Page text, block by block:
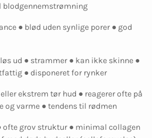
blodgennemstrømning
● blød uden synlige porer ● god
ud ● strammer ● kan ikke skinne ●
● disponeret for rynker
ekstrem tør hud ● reagerer ofte på
og varme ● tendens til rødmen
ofte grov struktur ● minimal collagen